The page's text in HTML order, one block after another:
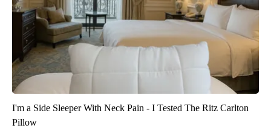
I'm a Side Sleeper With Neck Pain - I Tested The Ritz Carlton
Pillow